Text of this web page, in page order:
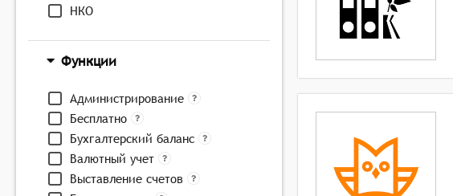
НКО
Функции
Администрирование
Бесплатно
Бухгалтерский баланс
Валютный учет
Выставление счетов